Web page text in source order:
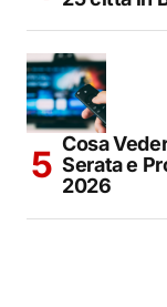
Cosa
Serata e
2026